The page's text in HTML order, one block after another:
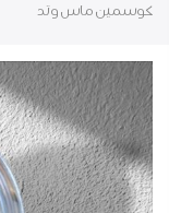
كوسمين ماس وتد